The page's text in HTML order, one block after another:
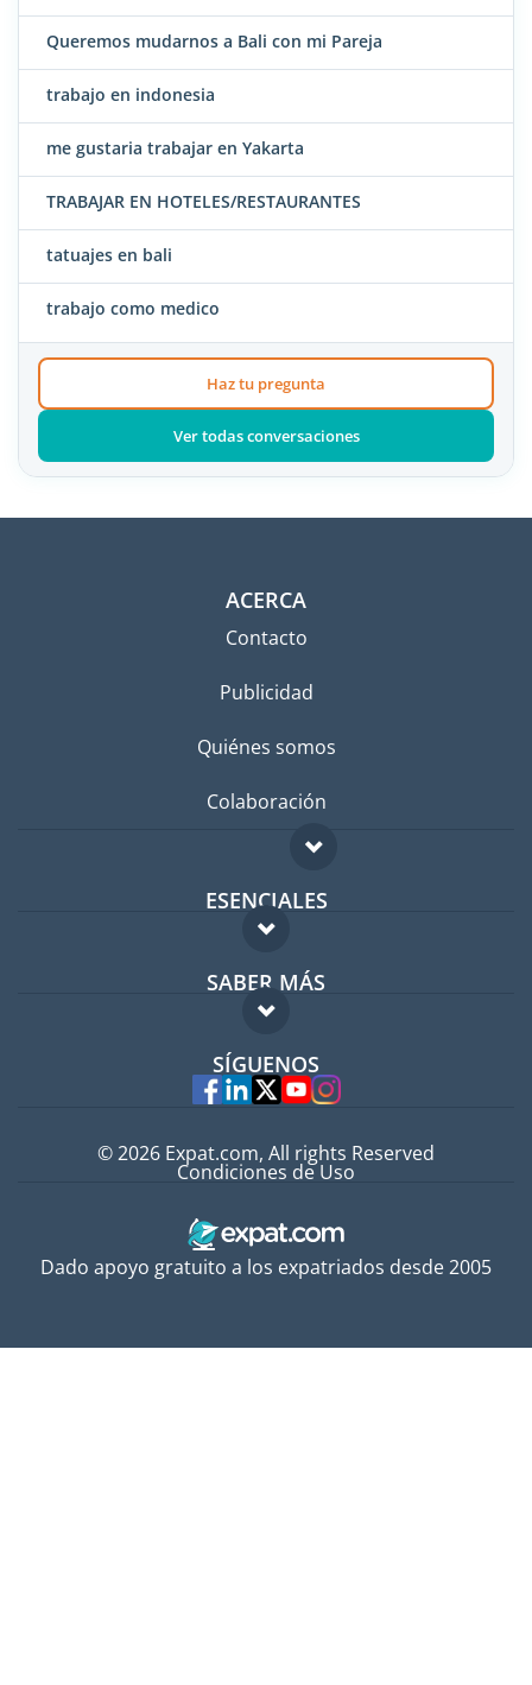
Queremos mudarnos a Bali con mi Pareja
trabajo en indonesia
me gustaria trabajar en Yakarta
TRABAJAR EN HOTELES/RESTAURANTES
tatuajes en bali
trabajo como medico
Haz tu pregunta
Ver todas conversaciones
ACERCA
Contacto
Publicidad
Quiénes somos
Colaboración
ESENCIALES
Foro para expatriados
Guía para expatriados
Trabajos en el extranjero
SABER MÁS
FAQ
Expertos
SÍGUENOS
Dado apoyo gratuito a los expatriados desde 2005
© 2026 Expat.com, All rights Reserved
Condiciones de Uso